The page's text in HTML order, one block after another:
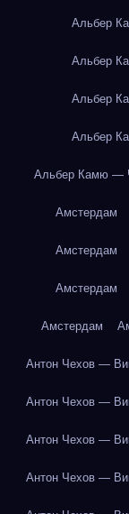
Альбер
Альбер
Альбер
Альбер
Альбер Камю —
Амстердам
Амстердам
Амстердам
Амстердам
Антон Чехов —
Антон Чехов —
Антон Чехов —
Антон Чехов —